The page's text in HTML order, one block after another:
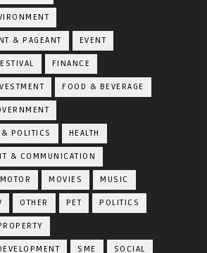
& PAGEANT EVENT
FINANCE
FOOD & BEVERAGE
POLITICS HEALTH
IT & COMMUNICATION
MOTOR MOVIES MUSIC
OTHER PET POLITICS
SME SOCIAL